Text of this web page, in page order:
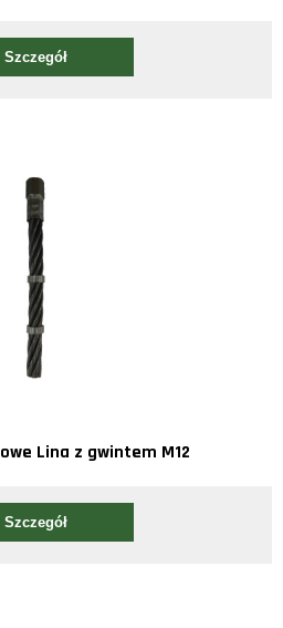
Szczegół
Lina z gwintem M12
Szczegół